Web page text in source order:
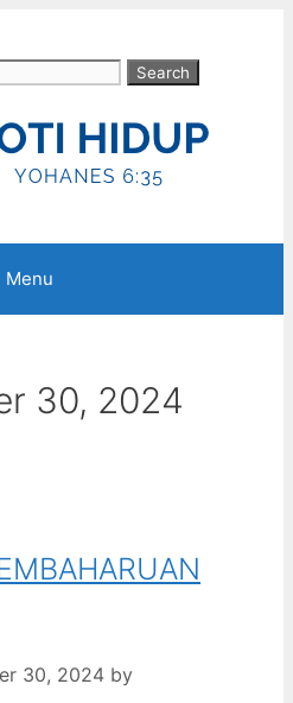
Menu
30, 2024
30, 2024 by